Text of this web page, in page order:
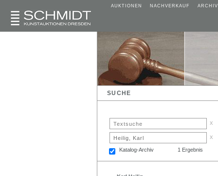
AUKTIONEN NACHVERKAUF ARCHIV
SUCHE
x
x
Katalog-Archiv 1 Ergebnis